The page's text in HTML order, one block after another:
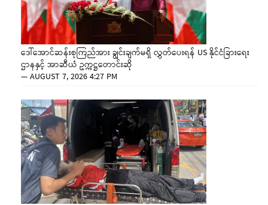
ဒေါ်အောင်ဆန်းစုကြည်အား ချွင်းချက်မရှိ လွှတ်ပေးရန် US နိုင်ငံခြားရေး
ဌာနနှင့် အာဆီယံ ဥက္ကဋ္ဌတောင်းဆို
—AUGUST 7, 2026 4:27 PM